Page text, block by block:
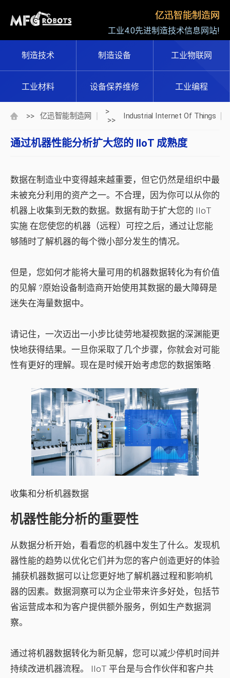
亿迅智能制造网
工业4.0先进制造技术信息网站!
制造技术 制造设备 工业物联网
工业材料 设备保养维修 工业编程
>> 亿迅智能制造网
>
>>
Industrial Internet Of Things
通过机器性能分析扩大您的 IIoT 成熟度
数据在制造业中变得越来越重要，但它仍然是组织中最
未被充分利用的资产之一。不合理，因为你可以从你的
机器上收集到无数的数据。数据有助于扩大您的 IIoT
实施 在您使您的机器（远程）可控之后，通过让您能
够随时了解机器的每个微小部分发生的情况。
但是，您如何才能将大量可用的机器数据转化为有价值
的见解 ?原始设备制造商开始使用其数据的最大障碍是
迷失在海量数据中。
请记住，一次迈出一小步比徒劳地凝视数据的深渊能更
快地获得结果。一旦你采取了几个步骤，你就会对可能
性有更好的理解。现在是时候开始考虑您的数据策略 .
收集和分析机器数据
机器性能分析的重要性
从数据分析开始，看看您的机器中发生了什么。发现机
器性能的趋势以优化它们并为您的客户创造更好的体验
.捕获机器数据可以让您更好地了解机器过程和影响机
器的因素。数据洞察可以为企业带来许多好处，包括节
省运营成本和为客户提供额外服务，例如生产数据洞
察。
通过将机器数据转化为新见解，您可以减少停机时间并
持续改进机器流程。 IIoT 平台是与合作伙伴和客户共